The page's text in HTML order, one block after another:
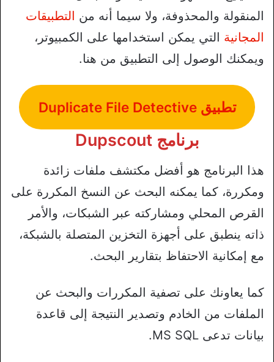
المنقولة والمحذوفة، ولا سيما أنه من التطبيقات
المجانية التي يمكن استخدامها على الكمبيوتر،
ويمكنك الوصول إلى التطبيق من هنا.
تطبيق Duplicate File Detective
برنامج Dupscout
هذا البرنامج هو أفضل مكتشف ملفات زائدة
ومكررة، كما يمكنه البحث عن النسخ المكررة على
القرص المحلي ومشاركته عبر الشبكات، والأمر
ذاته ينطبق على أجهزة التخزين المتصلة بالشبكة،
مع إمكانية الاحتفاظ بتقارير البحث.
كما يعاونك على تصفية المكررات والبحث عن
الملفات من الخادم وتصدير النتيجة إلى قاعدة
بيانات تدعى MS SQL.